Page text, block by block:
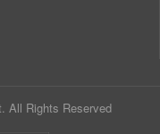
All Rights Reserved